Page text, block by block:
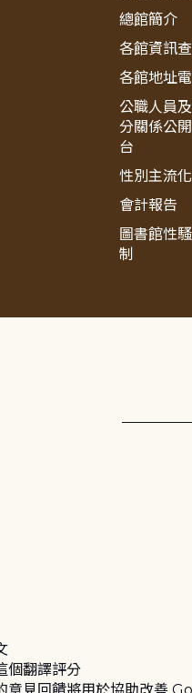
總館簡介
各館資訊
各館地址
公職人員
分關係公
台
性別主流
會計報告
圖書館性
制
個翻譯評分